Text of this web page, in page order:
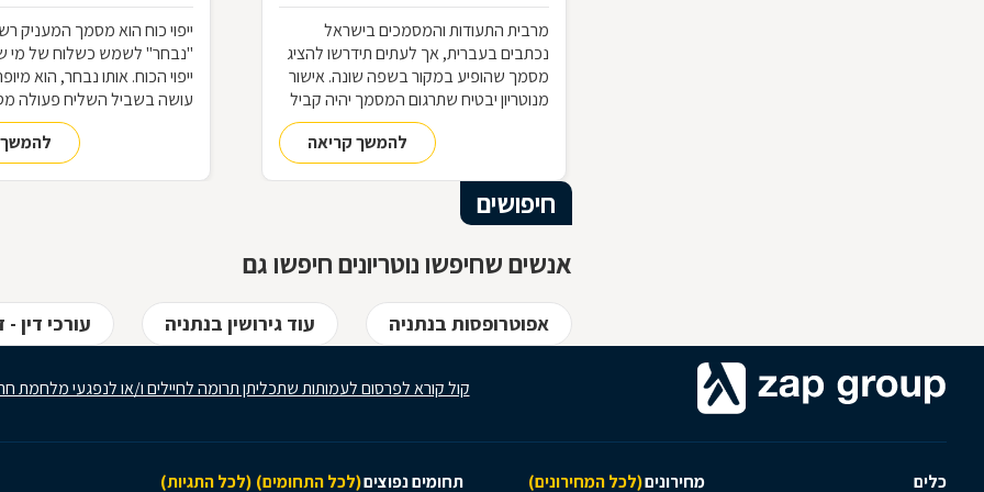
מרבית התעודות והמסמכים בישראל
נכתבים בעברית, אך לעתים תידרשו להציג
מסמך שהופיע במקור בשפה שונה. אישור
מנוטריון יבטיח שתרגום המסמך יהיה קביל
ע"י הרשויות, בארץ או בחו"
להמשך קריאה
ייפוי כוח הוא מסמך המעניק
"נבחר" לשמש כשלוח של מי
ייפוי הכוח. אותו נבחר, הוא
עושה בשביל השליח פעולה
מגוון פעולות, ולמעשה משמש
השולח. כל פעולה שעושה
ייפוי כוח שניתן לו על ידי
מה זה ייפוי כוח בלתי חוזר, כיצד
כוח ומתי נזקקים לאישור של
לפניכם התשובות לכל
לקבל, לפני שסומכים
שיפעלו בשמכם
חיפושים
אנשים שחיפשו נוטריונים חיפשו גם
אפוטרופסות בנתניה עוד גירושין בנתניה עורכי דין
קול קורא לפרסום לעמותות שתכליתן תרומה לחיילים ו/או לנפגעי מלחמת
כלים מחירונים(לכל המחירונים) תחומים נפוצים(לכל התחומים) (לכל התגיות)